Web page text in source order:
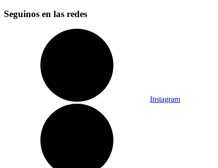
Seguinos en las redes
Instagram